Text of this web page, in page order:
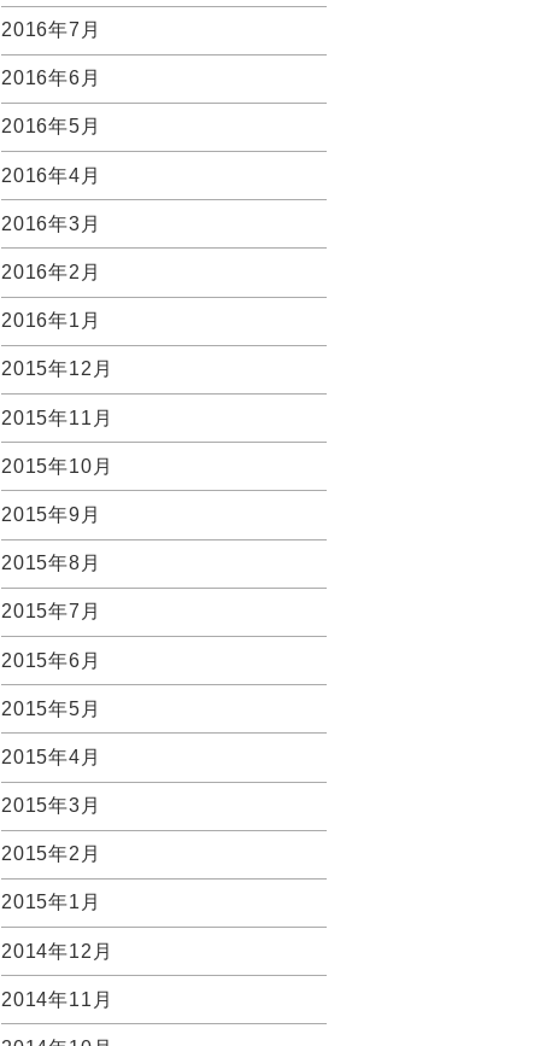
2016年7月
2016年6月
2016年5月
2016年4月
2016年3月
2016年2月
2016年1月
2015年12月
2015年11月
2015年10月
2015年9月
2015年8月
2015年7月
2015年6月
2015年5月
2015年4月
2015年3月
2015年2月
2015年1月
2014年12月
2014年11月